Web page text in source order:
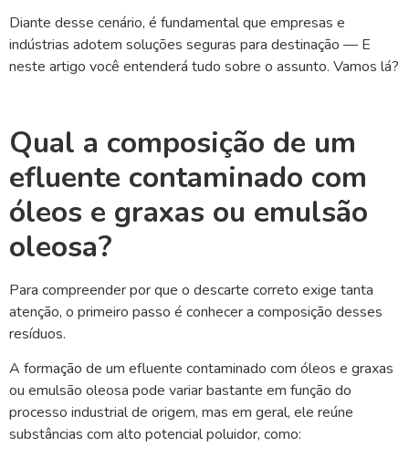
Diante desse cenário, é fundamental que empresas e
indústrias adotem soluções seguras para destinação — E
neste artigo você entenderá tudo sobre o assunto. Vamos lá?
Qual a composição de um
efluente contaminado com
óleos e graxas ou emulsão
oleosa?
Para compreender por que o descarte correto exige tanta
atenção, o primeiro passo é conhecer a composição desses
resíduos.
A formação de um efluente contaminado com óleos e graxas
ou emulsão oleosa pode variar bastante em função do
processo industrial de origem, mas em geral, ele reúne
substâncias com alto potencial poluidor, como: